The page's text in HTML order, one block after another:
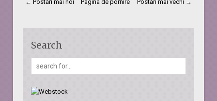
← Postări mai noi Postări mai vechi →
Pagina de pornire
Search